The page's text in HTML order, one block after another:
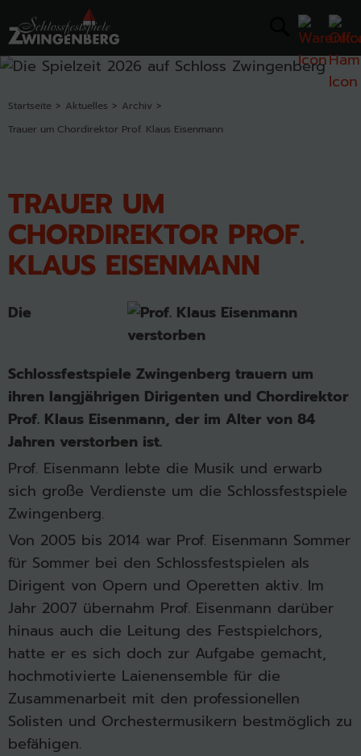
Startseite Aktuelles
Archiv
Trauer um Chordirektor Prof. Klaus Eisenmann
TRAUER UM
CHORDIREKTOR PROF.
KLAUS EISENMANN
Die
Schlossfestspiele Zwingenberg trauern um
ihren langjährigen Dirigenten und Chordirektor
Prof. Klaus Eisenmann, der im Alter von 84
Jahren verstorben ist.
Prof. Eisenmann lebte die Musik und erwarb
sich große Verdienste um die Schlossfestspiele
Zwingenberg.
Von 2005 bis 2014 war Prof. Eisenmann Sommer
für Sommer bei den Schlossfestspielen als
Dirigent von Opern und Operetten aktiv. Im
Jahr 2007 übernahm Prof. Eisenmann darüber
hinaus auch die Leitung des Festspielchors,
hatte er es sich doch zur Aufgabe gemacht,
hochmotivierte Laienensemble für die
Zusammenarbeit mit den professionellen
Solisten und Orchestermusikern bestmöglich zu
befähigen.